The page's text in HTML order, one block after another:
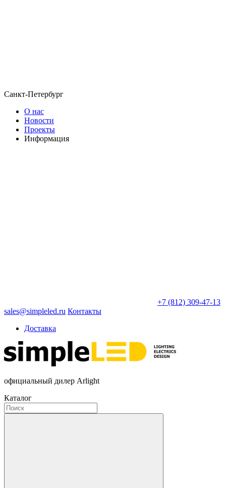
Санкт-Петербург
О нас
Новости
Проекты
Информация
+7 (812) 309-47-13
sales@simpleled.ru Контакты
Доставка
официальный дилер Arlight
Каталог